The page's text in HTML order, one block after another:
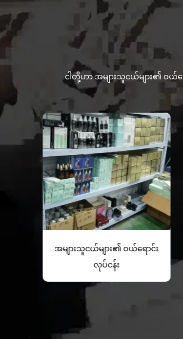
ငါတို့ဟာ အများသူငယ်များ၏ ဝယ်ရ
အများသူငယ်များ၏ ဝယ်ရောင်း
လုပ်ငန်း